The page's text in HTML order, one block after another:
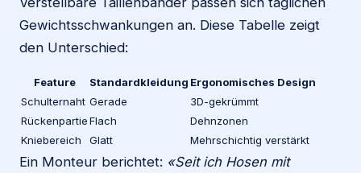
Gewichtsschwankungen an. Diese Tabelle zeigt
den Unterschied:
Feature Standardkleidung Ergonomisches Design
Schulternaht Gerade
3D-gekrümmt
RückenpartieFlach
Dehnzonen
Kniebereich
Glatt Mehrschichtig verstärkt
Ein Monteur berichtet: «Seit ich Hosen mit